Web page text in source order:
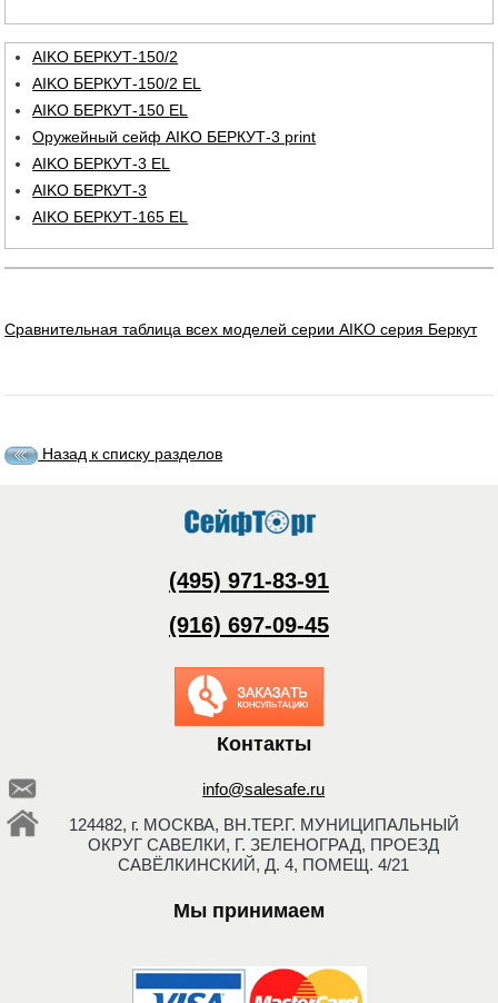
AIKO БЕРКУТ-150/2
AIKO БЕРКУТ-150/2 EL
AIKO БЕРКУТ-150 EL
Оружейный сейф AIKO БЕРКУТ-3 print
AIKO БЕРКУТ-3 EL
AIKO БЕРКУТ-3
AIKO БЕРКУТ-165 EL
Сравнительная таблица всех моделей серии AIKO серия Беркут
Назад к списку разделов
(495) 971-83-91
(916) 697-09-45
Заказать обратный
звонок
Контакты
info@salesafe.ru
124482, г. МОСКВА, ВН.ТЕР.Г. МУНИЦИПАЛЬНЫЙ
ОКРУГ САВЕЛКИ, Г. ЗЕЛЕНОГРАД, ПРОЕЗД
САВЁЛКИНСКИЙ, Д. 4, ПОМЕЩ. 4/21
Мы принимаем